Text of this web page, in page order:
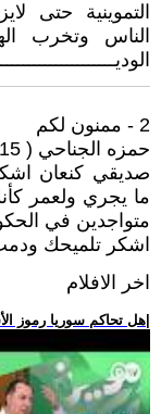
التموينية حتى
الناس وتخرب
2 - ممنون لكم
حمزه الجناحي ( 2015 / 10 / 28 - 17:44 )
صديقي كنعان
ما يجري ولعمر
متواجدين في
اشكر تلميحك
اخر الافلام